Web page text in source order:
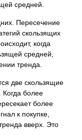
средней.
Пересечение
скользящих
когда
средней,
тренда.
две скользящие
более
более
к покупке,
вверх. Это